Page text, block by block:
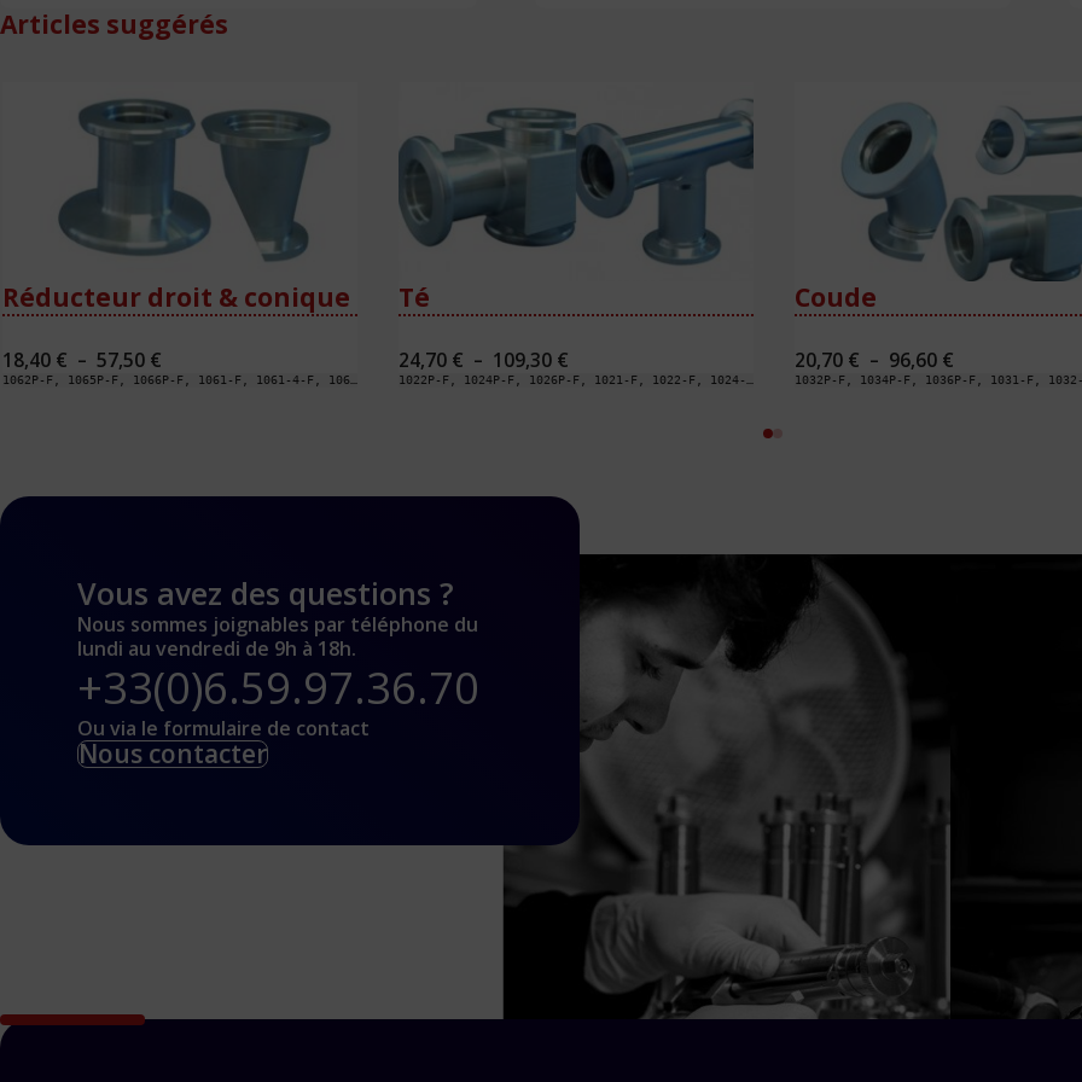
Articles suggérés
Réducteur droit & conique
18,40 € – 57,50 €
de
1062P-F, 1065P-F, 1066P-F, 1061-F, 1061-4-F, 1062-F, 1062-4-F, 1063-F, 1063-4-F, 1065-F, 1065-4-F, 1066-F, 1066-4-F, 1069-F, 1069-4-F, 1070-F, 1070-4-F, 1068-F, 1068-4-F, 1161-F, 1161-4 -F, 1162-4K-F, 1162-F, 1162-4-F, 1163-F, 1165-4K-F, 1165-4-F, 1166-4K-F, 1166-4-F, 1169-4K-F, 1169-4-F, 1170-4K-F, 1170-4-F, 1168-4K-F, 1168-4-F, 1162-4K4-F, 11624-F, 1165-4K4-F, 11654-F, 1166-4K4-F, 11664-F, 1169-4K4-F, 11694-F, 1170-4K4-F, 11704-F, 1168-4K4-F, 11684-F
Té
24,70 € – 109,30 €
de
1022P-F, 1024P-F, 1026P-F, 1021-F, 1022-F, 1024-F, 1026-F, 1027-F, 11214-F, 11224-F, 11244-F, 11264-F, 11274-F, 1121-F, 1122-F, 1124-F, 1126-F, 1127-F
Coude
20,70 € – 96,60 €
de
Vous avez des questions ?
Nous sommes joignables par téléphone du
lundi au vendredi de 9h à 18h.
+33(0)6.59.97.36.70
Ou via le formulaire de contact
Nous contacter